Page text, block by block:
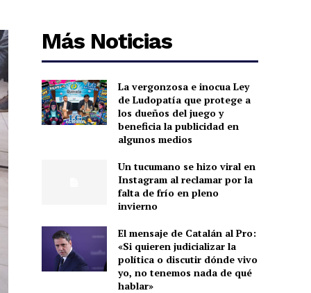
Más Noticias
La vergonzosa e inocua Ley
de Ludopatía que protege a
los dueños del juego y
beneficia la publicidad en
algunos medios
Un tucumano se hizo viral en
Instagram al reclamar por la
falta de frío en pleno
invierno
El mensaje de Catalán al Pro:
«Si quieren judicializar la
política o discutir dónde vivo
yo, no tenemos nada de qué
hablar»